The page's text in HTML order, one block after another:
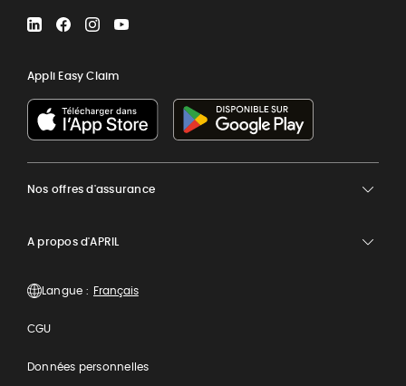
LinkedInFacebookInstagramYouTube
Appli Easy Claim
Nos offres d'assurance
A propos d'APRIL
Langue :
CGU
Données personnelles